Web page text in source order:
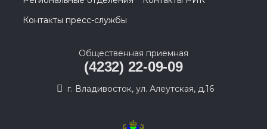
Контакты пресс-службы
Общественная приемная
(4232) 22-09-09
г. Владивосток, ул. Алеутская, д.16